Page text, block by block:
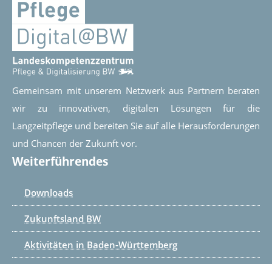
Gemeinsam mit unserem Netzwerk aus Partnern beraten
wir zu innovativen, digitalen Lösungen für die
Langzeitpflege und bereiten Sie auf alle Herausforderungen
und Chancen der Zukunft vor.
Weiterführendes
Downloads
Zukunftsland BW
Aktivitäten in Baden-Württemberg